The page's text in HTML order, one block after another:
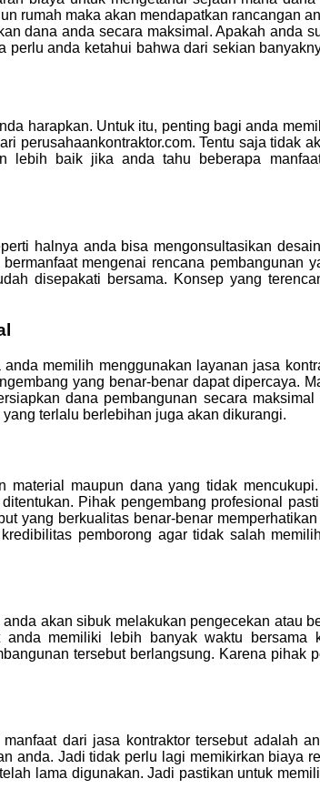
rumah maka akan mendapatkan rancangan
dana anda secara maksimal. Apakah anda
perlu anda ketahui bahwa dari sekian
harapkan. Untuk itu, penting bagi anda
perusahaankontraktor.com. Tentu saja tidak
lebih baik jika anda tahu beberapa
halnya anda bisa mengonsultasikan
mengenai rencana pembangunan
disepakati bersama. Konsep yang
memilih menggunakan layanan jasa
yang benar-benar dapat dipercaya.
dana pembangunan secara
terlalu berlebihan juga akan dikurangi.
maupun dana yang tidak
Pihak pengembang profesional
yang berkualitas benar-benar
pemborong agar tidak salah
akan sibuk melakukan pengecekan atau
memiliki lebih banyak waktu bersama
tersebut berlangsung. Karena pihak
dari jasa kontraktor tersebut adalah
anda. Jadi tidak perlu lagi memikirkan biaya
lama digunakan. Jadi pastikan untuk